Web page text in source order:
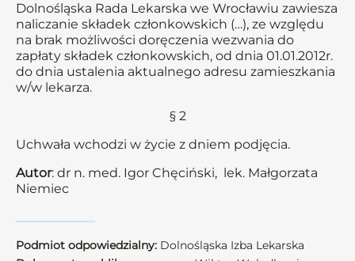
Dolnośląska Rada Lekarska we Wrocławiu zawiesza
naliczanie składek członkowskich (…), ze względu
na brak możliwości doręczenia wezwania do
zapłaty składek członkowskich, od dnia 01.01.2012r.
do dnia ustalenia aktualnego adresu zamieszkania
w/w lekarza.
§ 2
Uchwała wchodzi w życie z dniem podjęcia.
Autor: dr n. med. Igor Chęciński, lek. Małgorzata
Niemiec
Podmiot odpowiedzialny: Dolnośląska Izba Lekarska